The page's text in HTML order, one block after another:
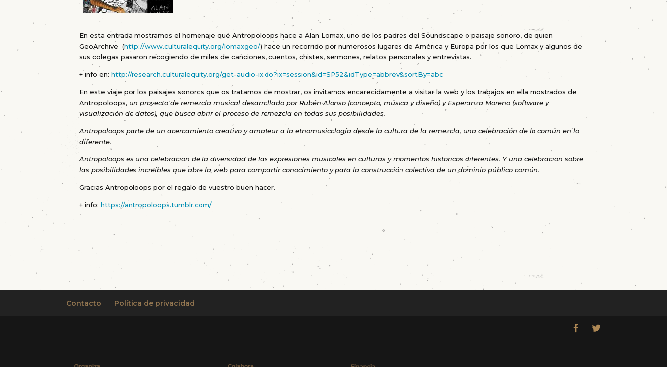
En esta entrada mostramos el homenaje que Antropoloops hace a Alan Lomax, uno de los padres del Soundscape o paisaje sonoro, de quien
GeoArchive (http://www.culturalequity.org/lomaxgeo/) hace un recorrido por numerosos lugares de América y Europa por los que Lomax y algunos de
sus colegas pasaron recogiendo de miles de canciones, cuentos, chistes, sermones, relatos personales y entrevistas.
+ info en:http://research.culturalequity.org/get-audio-ix.do?ix=session&id=SP52&idType=abbrev&sortBy=abc
En este viaje por los paisajes sonoros que os tratamos de mostrar, os invitamos encarecidamente a visitar la web y los trabajos en ella mostrados de
Antropoloops, un proyecto de remezcla musical desarrollado por Rubén Alonso (concepto, música y diseño) y Esperanza Moreno (software y
visualización de datos), que busca abrir el proceso de remezcla en todas sus posibilidades.
Antropoloops parte de un acercamiento creativo y amateur a la etnomusicología desde la cultura de la remezcla, una celebración de lo común en lo
diferente.
Antropoloops es una celebración de la diversidad de las expresiones musicales en culturas y momentos históricos diferentes. Y una celebración sobre
las posibilidades increíbles que abre la web para compartir conocimiento y para la construcción colectiva de un dominio público común.
Gracias Antropoloops por el regalo de vuestro buen hacer.
+ info:https://antropoloops.tumblr.com/
Contacto Política de privacidad